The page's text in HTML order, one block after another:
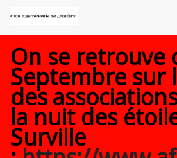
On se retrouve
Septembre sur
des
la nuit des
Surville